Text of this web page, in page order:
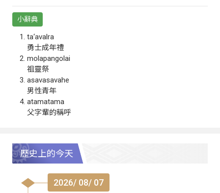
小辭典
ta‘avalra
勇士成年禮
molapangolai
祖靈祭
asavasavahe
男性青年
atamatama
父字輩的稱呼
歷史上的今天
2026/ 08/ 07